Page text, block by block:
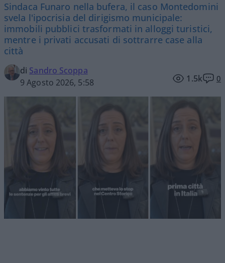
Sindaca Funaro nella bufera, il caso Montedomini
svela l'ipocrisia del dirigismo municipale:
immobili pubblici trasformati in alloggi turistici,
mentre i privati accusati di sottrarre case alla
città
di Sandro Scoppa
9 Agosto 2026, 5:58
1.5k 0